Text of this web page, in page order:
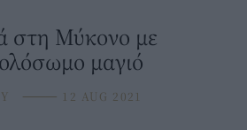
στη Μύκονο με
μαγιό
⸻ 12 AUG 2021